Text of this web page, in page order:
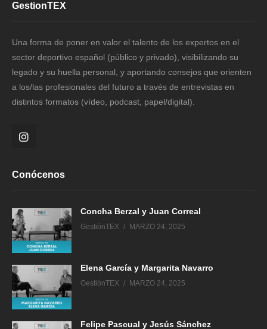
GestionTEX
Una forma de poner en valor el talento de los expertos en el
sector deportivo español (público y privado), visibilizando su
legado y su huella personal, y aportando consejos que orienten
a los/las profesionales del futuro a través de entrevistas en
distintos formatos (vídeo, podcast, papel/digital).
Conócenos
Concha Berzal y Juan Correal
GestiónTEX MARZO 24, 2025
Elena García y Margarita Navarro
GestiónTEX MARZO 24, 2025
Felipe Pascual y Jesús Sánchez